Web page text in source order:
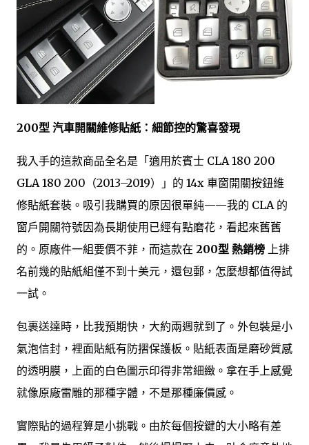
200型 汽車開關維修貼紙：細節控的驚喜發現
我入手的這款商品全名是「適用於賓士 CLA 180 200
GLA 180 200（2013–2019）」的 14x 車窗開關按鈕維
修貼紙套裝。吸引我購買的原因很單純——我的 CLA 的
窗戶開關符號因為長期使用已經有點磨花，看起來舊舊
的。原廠件一組要價不菲，而這款在 200型 熱銷榜 上排
名前幾的貼紙組僅不到十美元，還包郵，怎麼想都值得試
一試。
包裹送達時，比我預期快，大約兩週就到了。外包裝是小
氣泡信封，裡面貼紙有防摺保護板。貼紙表面是磨砂質感
的透明膜，上面的白色圖示印得非常細緻。拿在手上感覺
就像原廠雷雕的那種字體，不是那種廉價感。
實際貼的過程算是小挑戰。由於每個按鍵的大小略有差